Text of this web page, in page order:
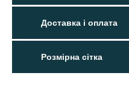
Доставка і оплата
Розмірна сітка